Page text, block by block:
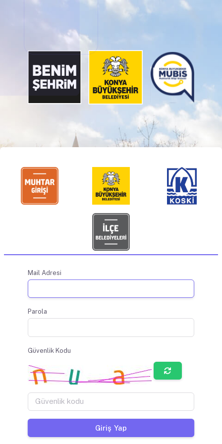
Mail Adresi
Parola
Güvenlik Kodu
Giriş Yap